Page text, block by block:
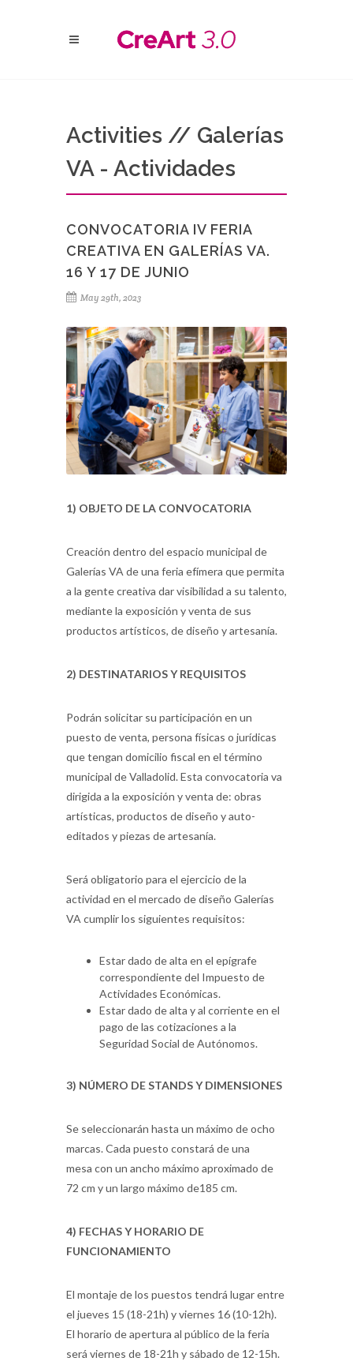
Activities // Galerías
VA - Actividades
CONVOCATORIA IV FERIA
CREATIVA EN GALERÍAS VA.
16 Y 17 DE JUNIO
May 29th, 2023
1) OBJETO DE LA CONVOCATORIA
Creación dentro del espacio municipal de
Galerías VA de una feria efímera que permita
a la gente creativa dar visibilidad a su talento,
mediante la exposición y venta de sus
productos artísticos, de diseño y artesanía.
2) DESTINATARIOS Y REQUISITOS
Podrán solicitar su participación en un
puesto de venta, persona físicas o jurídicas
que tengan domicilio fiscal en el término
municipal de Valladolid. Esta convocatoria va
dirigida a la exposición y venta de: obras
artísticas, productos de diseño y auto-
editados y piezas de artesanía.
Será obligatorio para el ejercicio de la
actividad en el mercado de diseño Galerías
VA cumplir los siguientes requisitos:
Estar dado de alta en el epígrafe
correspondiente del Impuesto de
Actividades Económicas.
Estar dado de alta y al corriente en el
pago de las cotizaciones a la
Seguridad Social de Autónomos.
3) NÚMERO DE STANDS Y DIMENSIONES
Se seleccionarán hasta un máximo de ocho
marcas. Cada puesto constará de una
mesa con un ancho máximo aproximado de
72 cm y un largo máximo de185 cm.
4) FECHAS Y HORARIO DE
FUNCIONAMIENTO
El montaje de los puestos tendrá lugar entre
el jueves 15 (18-21h) y viernes 16 (10-12h).
El horario de apertura al público de la feria
será viernes de 18-21h y sábado de 12-15h.